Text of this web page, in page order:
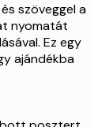
szöveggel a
nyomatát
Ez egy
ajándékba